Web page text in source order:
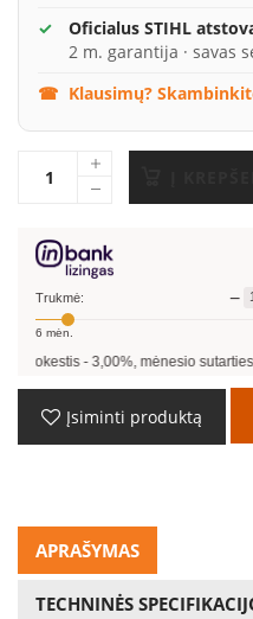
Oficialus STIHL
2 m. garantija · savas
Klausimų?
Trukmė: −
6 mėn.
3,00%, mėnesio sutarties mokestis –
Įsiminti produktą
APRAŠYMAS
TECHNINĖS